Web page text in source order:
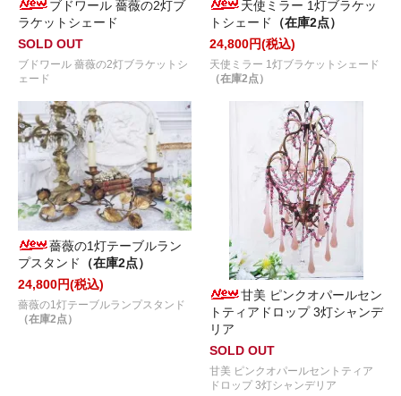
ブドワール 薔薇の2灯ブ
ラケットシェード
SOLD OUT
ブドワール 薔薇の2灯ブラケットシ
ェード
天使ミラー 1灯ブラケッ
トシェード
（在庫2点）
24,800円(税込)
天使ミラー 1灯ブラケットシェード
（在庫2点）
薔薇の1灯テーブルラン
プスタンド
（在庫2点）
24,800円(税込)
薔薇の1灯テーブルランプスタンド
（在庫2点）
甘美 ピンクオパールセン
トティアドロップ 3灯シャンデ
リア
SOLD OUT
甘美 ピンクオパールセントティア
ドロップ 3灯シャンデリア